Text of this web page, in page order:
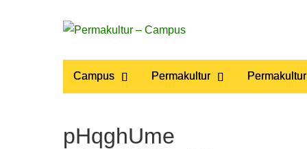
Permakultur
– Campus
Main
menu
Campus Permakultur
pHqghUme